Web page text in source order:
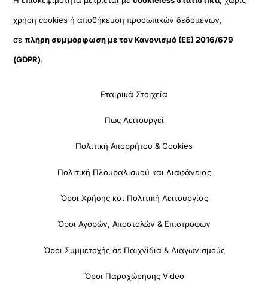
χρήση cookies ή αποθήκευση προσωπικών δεδομένων,
σεπλήρη συμμόρφωση με τον Κανονισμό (ΕΕ) 2016/679
(GDPR).
Εταιρικά Στοιχεία
Πώς Λειτουργεί
Πολιτική Απορρήτου & Cookies
Πολιτική Πλουραλισμού και Διαφάνειας
Όροι Χρήσης και Πολιτική Λειτουργίας
Όροι Αγορών, Αποστολών & Επιστροφών
Όροι Συμμετοχής σε Παιχνίδια & Διαγωνισμούς
Όροι Παραχώρησης Video